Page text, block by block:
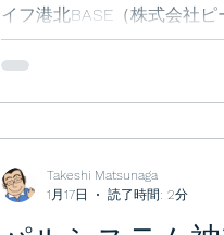
イフ港北BASE（株式会社
ン）は、アジア自転車教室
ブランド協会）と協力し、
た。今後も継続して開催し
ださいませ。
Takeshi Matsunaga
1月17日
読了時間: 2分